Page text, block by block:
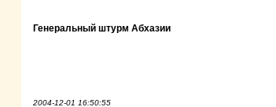
Генеральный штурм Абхазии
2004-12-01 16:50:55